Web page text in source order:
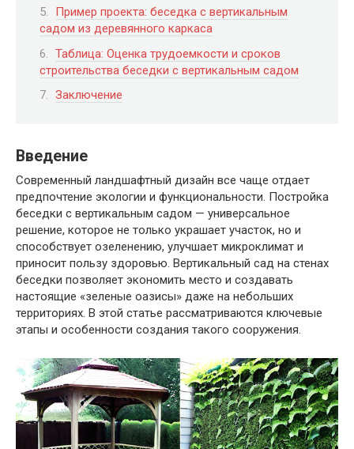
Пример проекта: беседка с вертикальным
садом из деревянного каркаса
Таблица: Оценка трудоемкости и сроков
строительства беседки с вертикальным садом
Заключение
Введение
Современный ландшафтный дизайн все чаще отдает
предпочтение экологии и функциональности. Постройка
беседки с вертикальным садом — универсальное
решение, которое не только украшает участок, но и
способствует озеленению, улучшает микроклимат и
приносит пользу здоровью. Вертикальный сад на стенах
беседки позволяет экономить место и создавать
настоящие «зеленые оазисы» даже на небольших
территориях. В этой статье рассматриваются ключевые
этапы и особенности создания такого сооружения.